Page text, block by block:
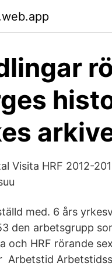
Visita HRF 2012-
med. 6 års
den arbetsgrupp
och HRF rörande
Arbetstid